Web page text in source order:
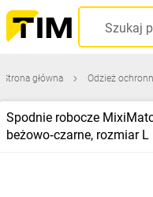
Strona główna Odzież
Spodnie robocze
beżowo‑czarne, rozmiar L